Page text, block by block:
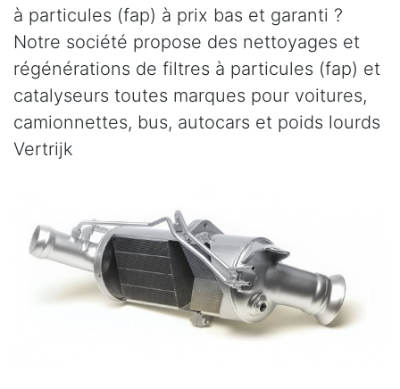
à particules (fap) à prix bas et garanti ?
Notre société propose des nettoyages et
régénérations de filtres à particules (fap) et
catalyseurs toutes marques pour voitures,
camionnettes, bus, autocars et poids lourds
Vertrijk